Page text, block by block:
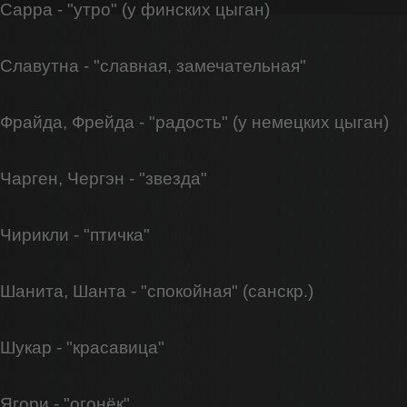
Сарра - "утро" (у финских цыган)
Славутна - "славная, замечательная"
Фрайда, Фрейда - "радость" (у немецких цыган)
Чарген, Чергэн - "звезда"
Чирикли - "птичка"
Шанита, Шанта - "спокойная" (санскр.)
Шукар - "красавица"